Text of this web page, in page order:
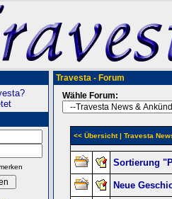
Travesta - Forum
Wähle Forum:
<< Übersicht| Travesta
Sortierung
Neue